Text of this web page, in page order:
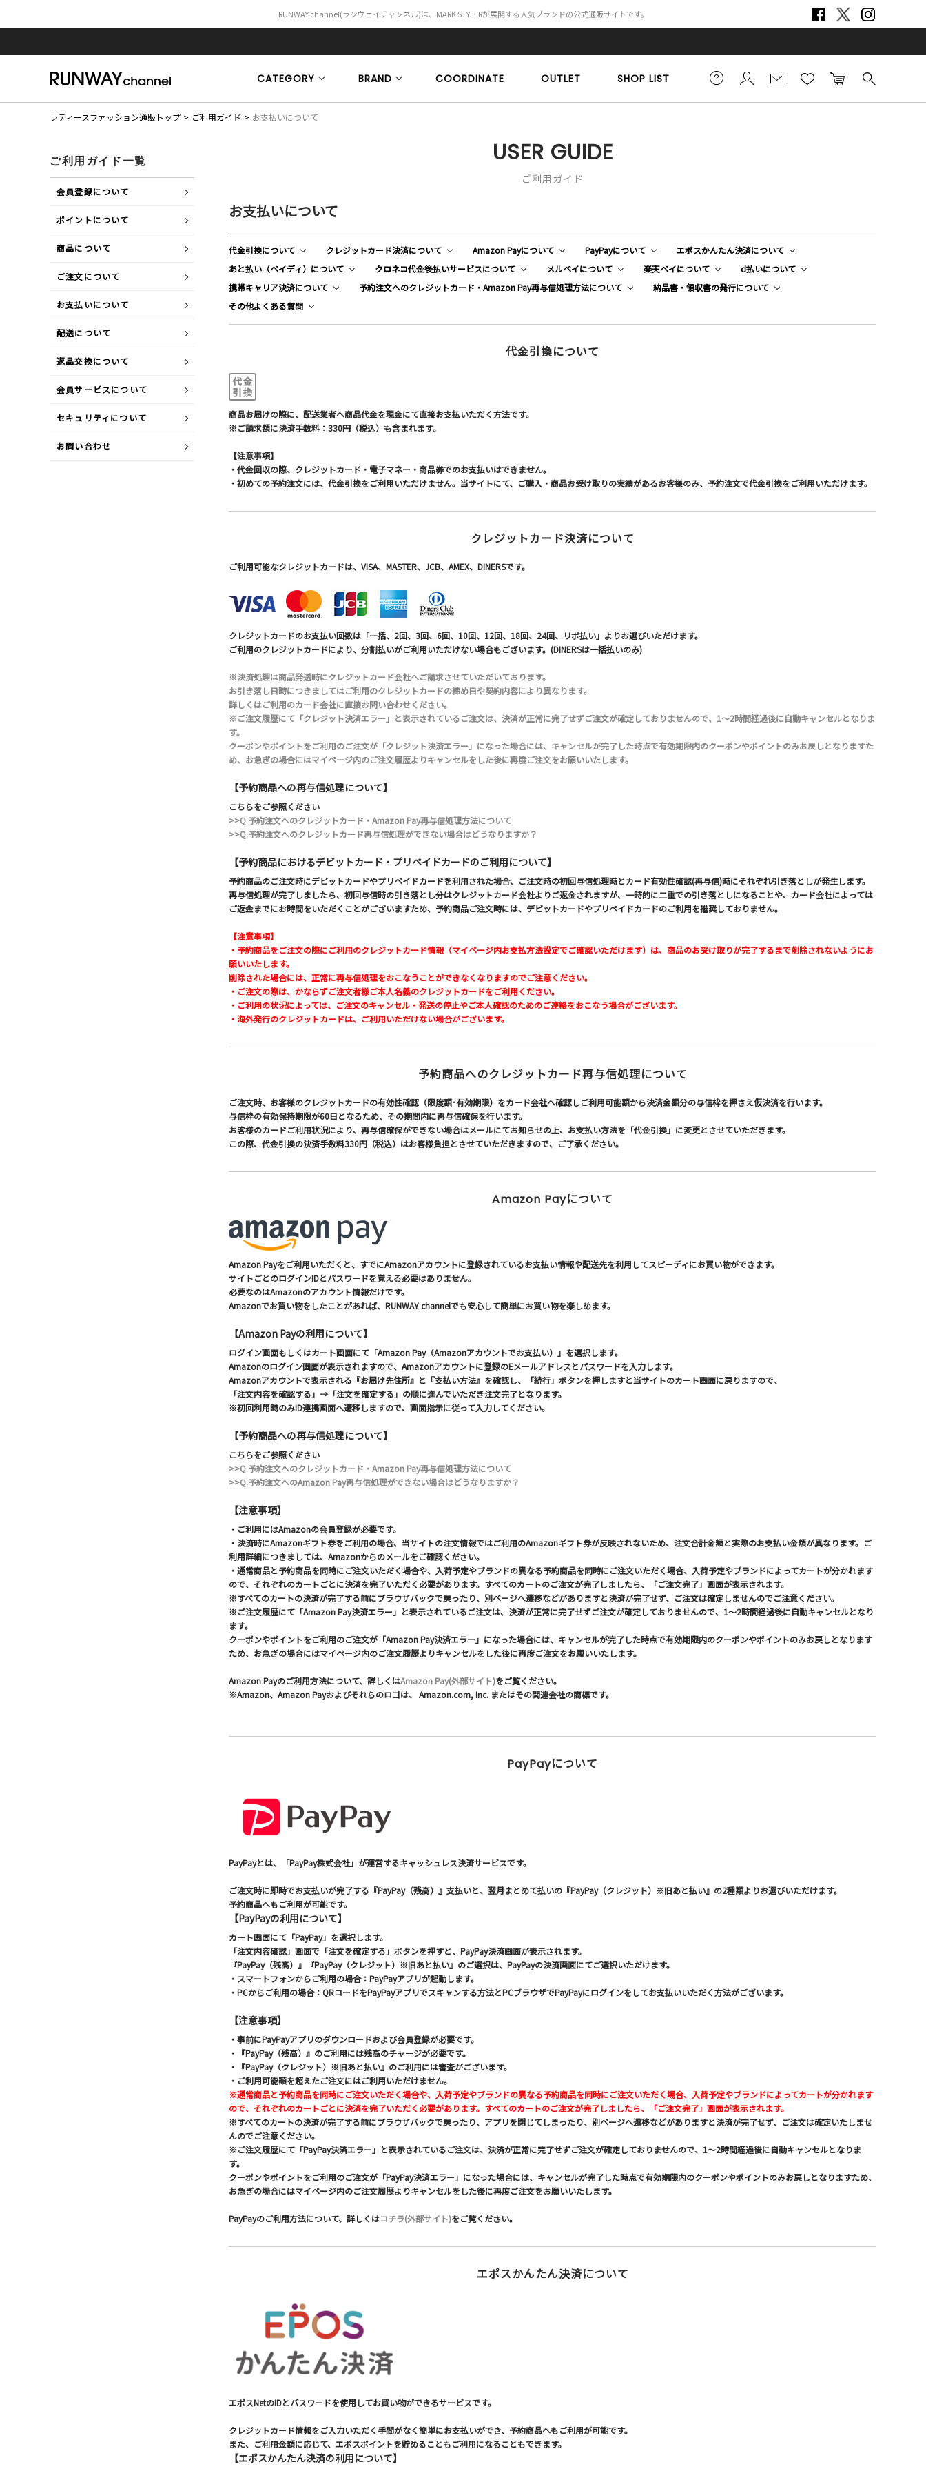
RUNWAY channel(ランウェイチャンネル)は、MARK STYLERが展開する人気ブランドの公式通販サイトです。
CATEGORY BRAND COORDINATE OUTLET SHOP LIST
レディースファッション通販トップ ご利用ガイド お支払いについて
USER GUIDE
ご利用ガイド
お支払いについて
代金引換について クレジットカード決済について Amazon Payについて PayPayについて
エポスかんたん決済について
あと払い（ペイディ）について
クロネコ代金後払いサービスについて メルペイについて 楽天ペイについて
d払いについて
携帯キャリア決済について
予約注文へのクレジットカード・Amazon Pay再与信処理方法について
納品書・領収書の発行について
その他よくある質問
代金引換について
商品お届けの際に、配送業者へ商品代金を現金にて直接お支払いただく方法です。
※ご請求額に決済手数料：330円（税込）も含まれます。
【注意事項】
・代金回収の際、クレジットカード・電子マネー・商品券でのお支払いはできません。
・初めての予約注文には、代金引換をご利用いただけません。当サイトにて、ご購入・商品お受け取りの実績があるお客様のみ、予約注文で代金引換をご利用いただけます。
クレジットカード決済について
ご利用可能なクレジットカードは、VISA、MASTER、JCB、AMEX、DINERSです。
クレジットカードのお支払い回数は「一括、2回、3回、6回、10回、12回、18回、24回、リボ払い」よりお選びいただけます。
ご利用のクレジットカードにより、分割払いがご利用いただけない場合もございます。(DINERSは一括払いのみ)
※決済処理は商品発送時にクレジットカード会社へご請求させていただいております。
お引き落し日時につきましてはご利用のクレジットカードの締め日や契約内容により異なります。
詳しくはご利用のカード会社に直接お問い合わせください。
※ご注文履歴にて「クレジット決済エラー」と表示されているご注文は、決済が正常に完了せずご注文が確定しておりませんので、1～2時間経過後に自動キャンセルとなりま
す。
クーポンやポイントをご利用のご注文が「クレジット決済エラー」になった場合には、キャンセルが完了した時点で有効期限内のクーポンやポイントのみお戻しとなりますた
め、お急ぎの場合にはマイページ内のご注文履歴よりキャンセルをした後に再度ご注文をお願いいたします。
【予約商品への再与信処理について】
こちらをご参照ください
>>Q.予約注文へのクレジットカード・Amazon Pay再与信処理方法について
>>Q.予約注文へのクレジットカード再与信処理ができない場合はどうなりますか？
【予約商品におけるデビットカード・プリペイドカードのご利用について】
予約商品のご注文時にデビットカードやプリペイドカードを利用された場合、ご注文時の初回与信処理時とカード有効性確認(再与信)時にそれぞれ引き落としが発生します。
再与信処理が完了しましたら、初回与信時の引き落とし分はクレジットカード会社よりご返金されますが、一時的に二重での引き落としになることや、カード会社によっては
ご返金までにお時間をいただくことがございますため、予約商品ご注文時には、デビットカードやプリペイドカードのご利用を推奨しておりません。
【注意事項】
・予約商品をご注文の際にご利用のクレジットカード情報（マイページ内お支払方法設定でご確認いただけます）は、商品のお受け取りが完了するまで削除されないようにお
願いいたします。
削除された場合には、正常に再与信処理をおこなうことができなくなりますのでご注意ください。
・ご注文の際は、かならずご注文者様ご本人名義のクレジットカードをご利用ください。
・ご利用の状況によっては、ご注文のキャンセル・発送の停止やご本人確認のためのご連絡をおこなう場合がございます。
・海外発行のクレジットカードは、ご利用いただけない場合がございます。
予約商品へのクレジットカード再与信処理について
ご注文時、お客様のクレジットカードの有効性確認（限度額･有効期限）をカード会社へ確認しご利用可能額から決済金額分の与信枠を押さえ仮決済を行います。
与信枠の有効保持期限が60日となるため、その期間内に再与信確保を行います。
お客様のカードご利用状況により、再与信確保ができない場合はメールにてお知らせの上、お支払い方法を「代金引換」に変更とさせていただきます。
この際、代金引換の決済手数料330円（税込）はお客様負担とさせていただきますので、ご了承ください。
Amazon Payについて
Amazon Payをご利用いただくと、すでにAmazonアカウントに登録されているお支払い情報や配送先を利用してスピーディにお買い物ができます。
サイトごとのログインIDとパスワードを覚える必要はありません。
必要なのはAmazonのアカウント情報だけです。
Amazonでお買い物をしたことがあれば、RUNWAY channelでも安心して簡単にお買い物を楽しめます。
【Amazon Payの利用について】
ログイン画面もしくはカート画面にて「Amazon Pay（Amazonアカウントでお支払い）」を選択します。
Amazonのログイン画面が表示されますので、Amazonアカウントに登録のEメールアドレスとパスワードを入力します。
Amazonアカウントで表示される『お届け先住所』と『支払い方法』を確認し、「続行」ボタンを押しますと当サイトのカート画面に戻りますので、
「注文内容を確認する」→「注文を確定する」の順に進んでいただき注文完了となります。
※初回利用時のみID連携画面へ遷移しますので、画面指示に従って入力してください。
【予約商品への再与信処理について】
こちらをご参照ください
>>Q.予約注文へのクレジットカード・Amazon Pay再与信処理方法について
>>Q.予約注文へのAmazon Pay再与信処理ができない場合はどうなりますか？
【注意事項】
・ご利用にはAmazonの会員登録が必要です。
・決済時にAmazonギフト券をご利用の場合、当サイトの注文情報ではご利用のAmazonギフト券が反映されないため、注文合計金額と実際のお支払い金額が異なります。ご
利用詳細につきましては、Amazonからのメールをご確認ください。
・通常商品と予約商品を同時にご注文いただく場合や、入荷予定やブランドの異なる予約商品を同時にご注文いただく場合、入荷予定やブランドによってカートが分かれます
ので、それぞれのカートごとに決済を完了いただく必要があります。すべてのカートのご注文が完了しましたら、「ご注文完了」画面が表示されます。
※すべてのカートの決済が完了する前にブラウザバックで戻ったり、別ページへ遷移などがありますと決済が完了せず、ご注文は確定しませんのでご注意ください。
※ご注文履歴にて「Amazon Pay決済エラー」と表示されているご注文は、決済が正常に完了せずご注文が確定しておりませんので、1～2時間経過後に自動キャンセルとなり
ます。
クーポンやポイントをご利用のご注文が「Amazon Pay決済エラー」になった場合には、キャンセルが完了した時点で有効期限内のクーポンやポイントのみお戻しとなります
ため、お急ぎの場合にはマイページ内のご注文履歴よりキャンセルをした後に再度ご注文をお願いいたします。
Amazon Payのご利用方法について、詳しくはAmazon Pay(外部サイト)をご覧ください。
※Amazon、Amazon Payおよびそれらのロゴは、 Amazon.com, Inc. またはその関連会社の商標です。
PayPayについて
PayPayとは、「PayPay株式会社」が運営するキャッシュレス決済サービスです。
ご注文時に即時でお支払いが完了する『PayPay（残高）』支払いと、翌月まとめて払いの『PayPay（クレジット）※旧あと払い』の2種類よりお選びいただけます。
予約商品へもご利用が可能です。
【PayPayの利用について】
カート画面にて「PayPay」を選択します。
「注文内容確認」画面で「注文を確定する」ボタンを押すと、PayPay決済画面が表示されます。
『PayPay（残高）』『PayPay（クレジット）※旧あと払い』のご選択は、PayPayの決済画面にてご選択いただけます。
・スマートフォンからご利用の場合：PayPayアプリが起動します。
・PCからご利用の場合：QRコードをPayPayアプリでスキャンする方法とPCブラウザでPayPayにログインをしてお支払いいただく方法がございます。
【注意事項】
・事前にPayPayアプリのダウンロードおよび会員登録が必要です。
・『PayPay（残高）』のご利用には残高のチャージが必要です。
・『PayPay（クレジット）※旧あと払い』のご利用には審査がございます。
・ご利用可能額を超えたご注文にはご利用いただけません。
※通常商品と予約商品を同時にご注文いただく場合や、入荷予定やブランドの異なる予約商品を同時にご注文いただく場合、入荷予定やブランドによってカートが分かれます
ので、それぞれのカートごとに決済を完了いただく必要があります。すべてのカートのご注文が完了しましたら、「ご注文完了」画面が表示されます。
※すべてのカートの決済が完了する前にブラウザバックで戻ったり、アプリを閉じてしまったり、別ページへ遷移などがありますと決済が完了せず、ご注文は確定いたしませ
んのでご注意ください。
※ご注文履歴にて「PayPay決済エラー」と表示されているご注文は、決済が正常に完了せずご注文が確定しておりませんので、1～2時間経過後に自動キャンセルとなりま
す。
クーポンやポイントをご利用のご注文が「PayPay決済エラー」になった場合には、キャンセルが完了した時点で有効期限内のクーポンやポイントのみお戻しとなりますため、
お急ぎの場合にはマイページ内のご注文履歴よりキャンセルをした後に再度ご注文をお願いいたします。
PayPayのご利用方法について、詳しくはコチラ(外部サイト)をご覧ください。
エポスかんたん決済について
エポスNetのIDとパスワードを使用してお買い物ができるサービスです。
クレジットカード情報をご入力いただく手間がなく簡単にお支払いができ、予約商品へもご利用が可能です。
また、ご利用金額に応じて、エポスポイントを貯めることもご利用になることもできます。
【エポスかんたん決済の利用について】
ご利用ガイド一覧
会員登録について
ポイントについて
商品について
ご注文について
お支払いについて
配送について
返品交換について
会員サービスについて
セキュリティについて
お問い合わせ